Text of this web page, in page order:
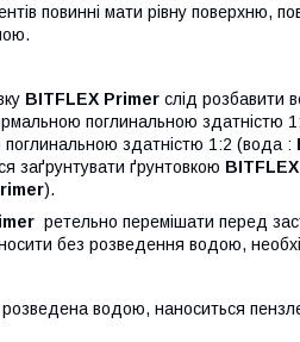
повинні мати рівну поверхню,
BITFLEX Primer слід розбавити
поглинальною здатністю
здатністю 1:2 (вода :
заґрунтувати ґрунтовкою
).
ретельно перемішати перед
без розведення водою,
розведена водою, наноситься